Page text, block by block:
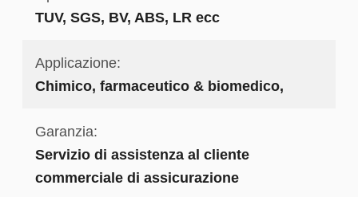
TUV, SGS, BV, ABS, LR ecc
Applicazione:
Chimico, farmaceutico & biomedico,
Garanzia:
Servizio di assistenza al cliente
commerciale di assicurazione